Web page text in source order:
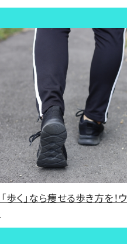
歩く」なら痩せる歩き方を！